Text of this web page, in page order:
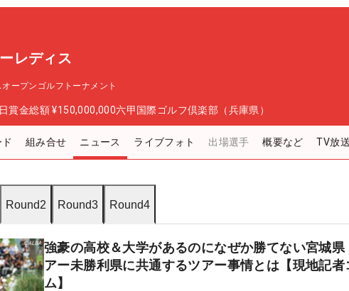
レディス
ープンゴルフトーナメント
賞金総額 ¥150,000,000六甲国際ゴルフ倶楽部（兵庫県）
組み合せ ニュース ライブフォト 出場選手 概要など TV放
Round2 Round3 Round4
強豪の高校＆大学があるのになぜか勝てない宮城
アー未勝利県に共通するツアー事情とは【現地記者
ム】